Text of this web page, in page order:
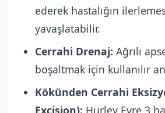
ederek hastalığın
yavaşlatabilir.
Cerrahi Drenaj: Ağrılı
boşaltmak için kullanılır
Kökünden Cerrahi
Excision): Hurley Evre 3